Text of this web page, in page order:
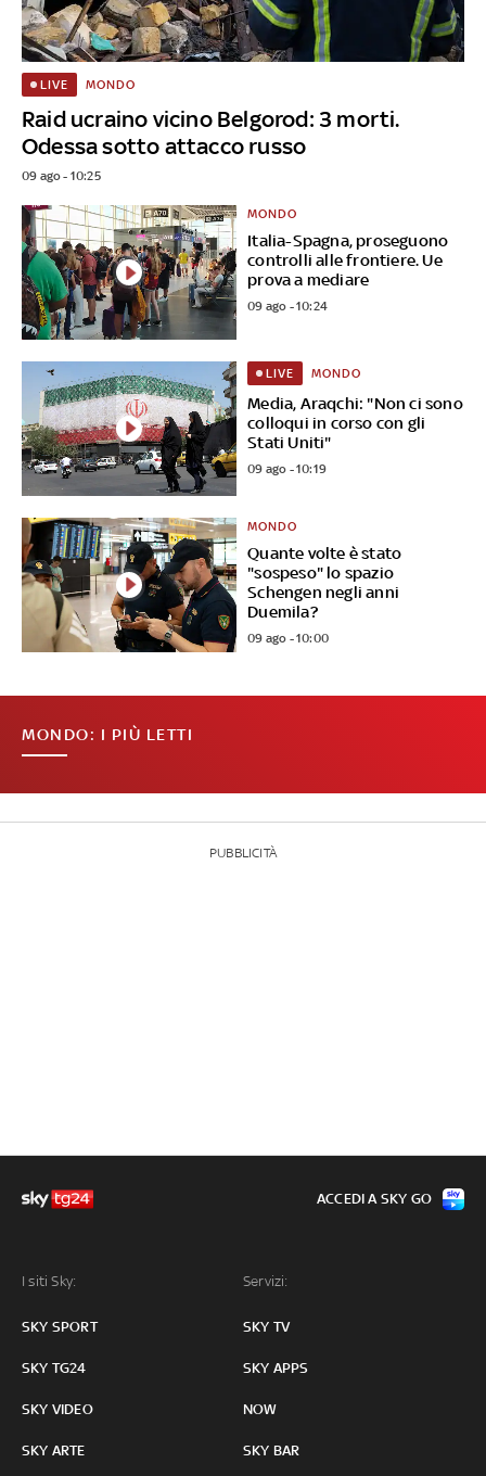
Raid ucraino vicino Belgorod: 3 morti.
Odessa sotto attacco russo
LIVE MONDO
09 ago - 10:25
Italia-Spagna, proseguono
controlli alle frontiere. Ue
prova a mediare
MONDO
09 ago - 10:24
Media, Araqchi: "Non ci sono
colloqui in corso con gli
Stati Uniti"
LIVE MONDO
09 ago - 10:19
Quante volte è stato
"sospeso" lo spazio
Schengen negli anni
Duemila?
MONDO
09 ago - 10:00
MONDO: I PIÙ LETTI
PUBBLICITÀ
I siti Sky:
SKY SPORT
SKY TG24
SKY VIDEO
SKY ARTE
Servizi:
SKY TV
SKY APPS
NOW
SKY BAR
ACCEDI A SKY GO